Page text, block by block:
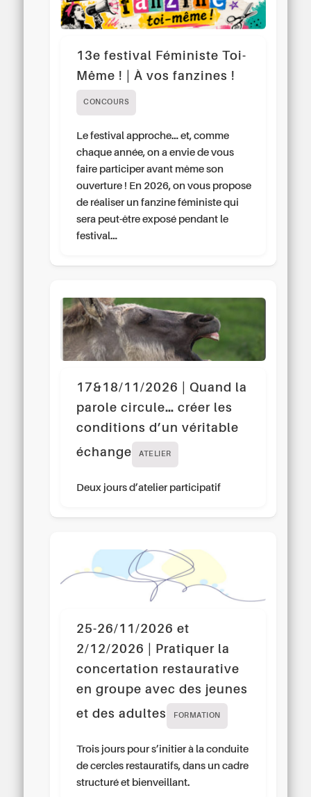
13e festival Féministe Toi-
Même ! | À vos fanzines !
CONCOURS
Le festival approche… et, comme
chaque année, on a envie de vous
faire participer avant même son
ouverture ! En 2026, on vous propose
de réaliser un fanzine féministe qui
sera peut-être exposé pendant le
festival…
17&18/11/2026 | Quand la
parole circule… créer les
conditions d’un véritable
échange
ATELIER
Deux jours d’atelier participatif
25-26/11/2026 et
2/12/2026 | Pratiquer la
concertation restaurative
en groupe avec des jeunes
et des adultes
FORMATION
Trois jours pour s’initier à la conduite
de cercles restauratifs, dans un cadre
structuré et bienveillant.